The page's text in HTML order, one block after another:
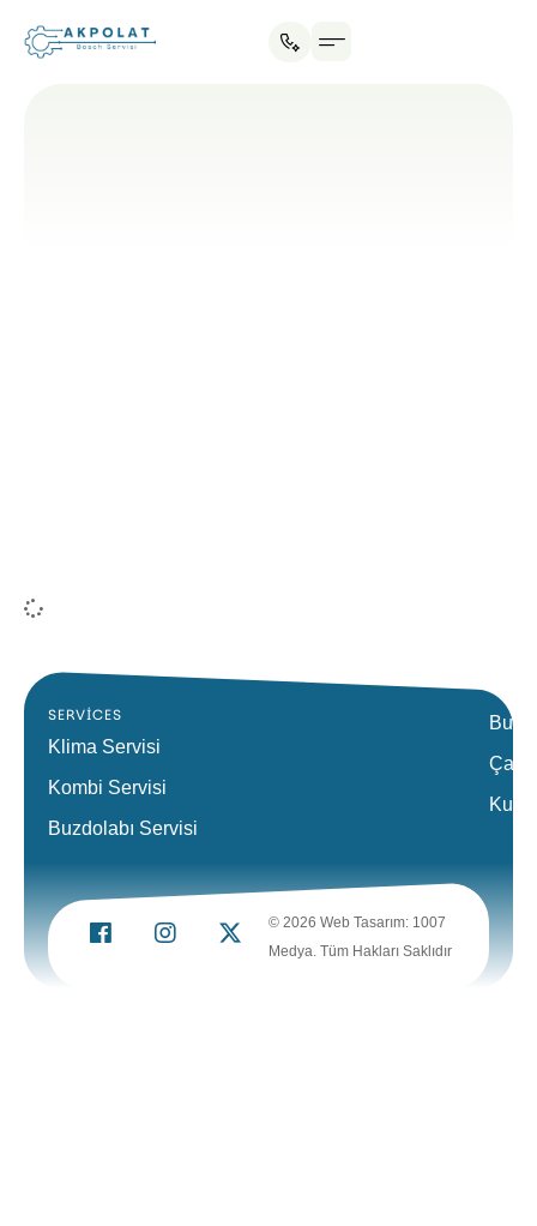
SERVICES
Klima Servisi
Kombi Servisi
Buzdolabı Servisi
© 2026 Web Tasarım: 1007
Medya. Tüm Hakları Saklıdır